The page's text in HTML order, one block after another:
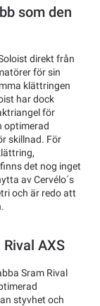
som den
direkt från
för sin
klättringen
har dock
för
optimerad
skillnad. För
det nog inget
av Cervélo´s
och är redo att
AXS
Sram Rival
styvhet och